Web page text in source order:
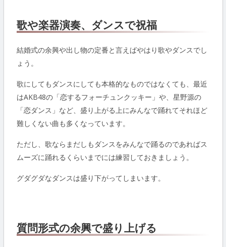
歌や楽器演奏、ダンスで祝福
結婚式の余興や出し物の定番と言えばやはり歌やダンスでし
ょう。
歌にしてもダンスにしても本格的なものではなくても、最近
はAKB48の「恋するフォーチュンクッキー」や、星野源の
「恋ダンス」など、盛り上がる上にみんなで踊れてそれほど
難しくない曲も多くなっています。
ただし、歌ならまだしもダンスをみんなで踊るのであればス
ムーズに踊れるくらいまでには練習しておきましょう。
グダグダなダンスは盛り下がってしまいます。
質問形式の余興で盛り上げる